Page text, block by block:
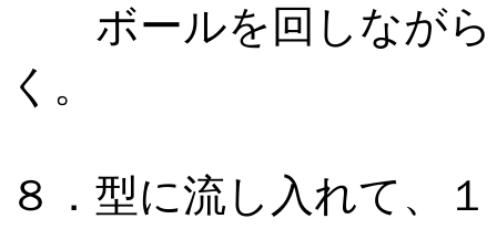
ボールを回しながら
く。
８．型に流し入れて、